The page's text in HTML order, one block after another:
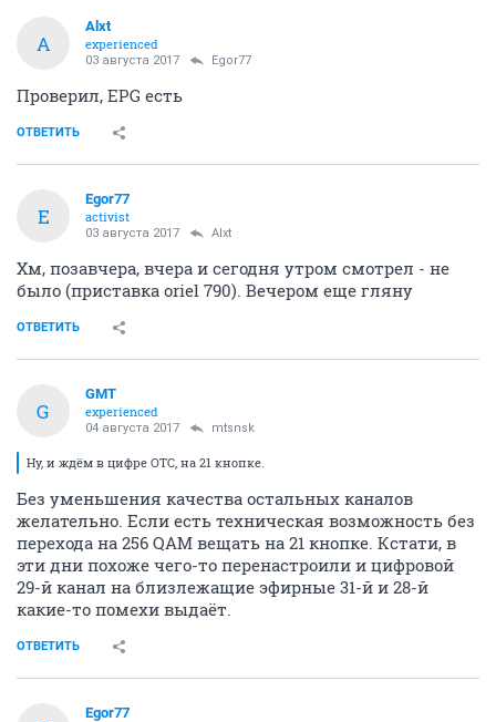
A
Alxt
experienced
03 августа 2017 Egor77
Проверил, EPG есть
ОТВЕТИТЬ
E
Egor77
activist
03 августа 2017 Alxt
Хм, позавчера, вчера и сегодня утром смотрел - не
было (приставка oriel 790). Вечером еще гляну
ОТВЕТИТЬ
G
GMT
experienced
04 августа 2017 mtsnsk
Ну, и ждём в цифре ОТС, на 21 кнопке.
Без уменьшения качества остальных каналов
желательно. Если есть техническая возможность без
перехода на 256 QAM вещать на 21 кнопке. Кстати, в
эти дни похоже чего-то перенастроили и цифровой
29-й канал на близлежащие эфирные 31-й и 28-й
какие-то помехи выдаёт.
ОТВЕТИТЬ
Egor77